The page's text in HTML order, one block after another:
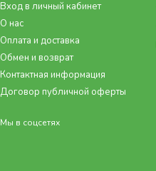
Вход в личный кабинет
О нас
Оплата и доставка
Обмен и возврат
Контактная информация
Договор публичной оферты
Мы в соцсетях